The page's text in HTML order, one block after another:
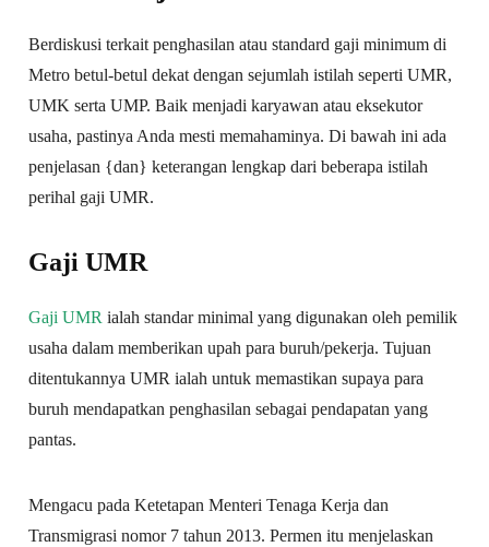
Berdiskusi terkait penghasilan atau standard gaji minimum di
Metro betul-betul dekat dengan sejumlah istilah seperti UMR,
UMK serta UMP. Baik menjadi karyawan atau eksekutor
usaha, pastinya Anda mesti memahaminya. Di bawah ini ada
penjelasan {dan} keterangan lengkap dari beberapa istilah
perihal gaji UMR.
Gaji UMR
Gaji UMR ialah standar minimal yang digunakan oleh pemilik
usaha dalam memberikan upah para buruh/pekerja. Tujuan
ditentukannya UMR ialah untuk memastikan supaya para
buruh mendapatkan penghasilan sebagai pendapatan yang
pantas.
Mengacu pada Ketetapan Menteri Tenaga Kerja dan
Transmigrasi nomor 7 tahun 2013. Permen itu menjelaskan